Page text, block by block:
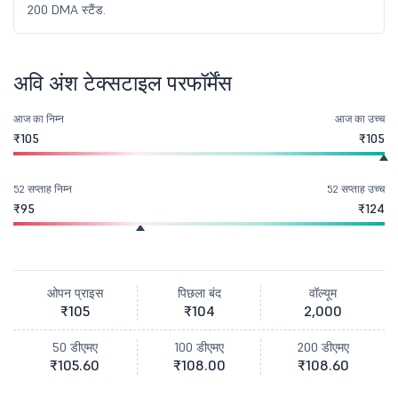
200 DMA स्टैंड.
अवि अंश टेक्सटाइल परफॉर्मेंस
आज का निम्न
₹105
आज का उच्च
₹105
52 सप्ताह निम्न
₹95
52 सप्ताह उच्च
₹124
ओपन प्राइस
₹105
पिछला बंद
₹104
वॉल्यूम
2,000
50 डीएमए
₹105.60
100 डीएमए
₹108.00
200 डीएमए
₹108.60